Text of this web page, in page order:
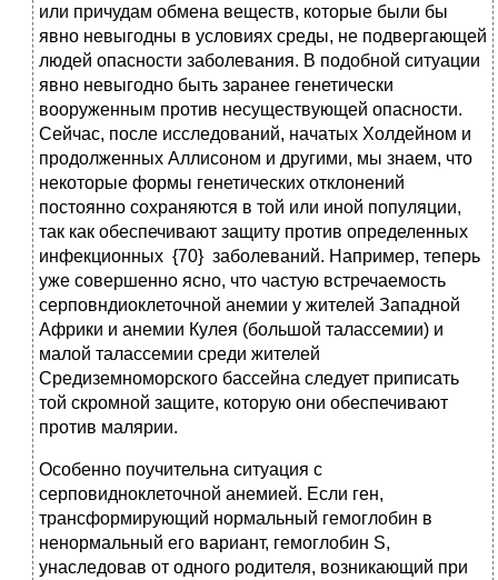
или причудам обмена веществ, которые были бы
явно невыгодны в условиях среды, не подвергающей
людей опасности заболевания. В подобной ситуации
явно невыгодно быть заранее генетически
вооруженным против несуществующей опасности.
Сейчас, после исследований, начатых Холдейном и
продолженных Аллисоном и другими, мы знаем, что
некоторые формы генетических отклонений
постоянно сохраняются в той или иной популяции,
так как обеспечивают защиту против определенных
инфекционных {70} заболеваний. Например, теперь
уже совершенно ясно, что частую встречаемость
серповндиоклеточной анемии у жителей Западной
Африки и анемии Кулея (большой талассемии) и
малой талассемии среди жителей
Средиземноморского бассейна следует приписать
той скромной защите, которую они обеспечивают
против малярии.
Особенно поучительна ситуация с
серповидноклеточной анемией. Если ген,
трансформирующий нормальный гемоглобин в
ненормальный его вариант, гемоглобин S,
унаследовав от одного родителя, возникающий при